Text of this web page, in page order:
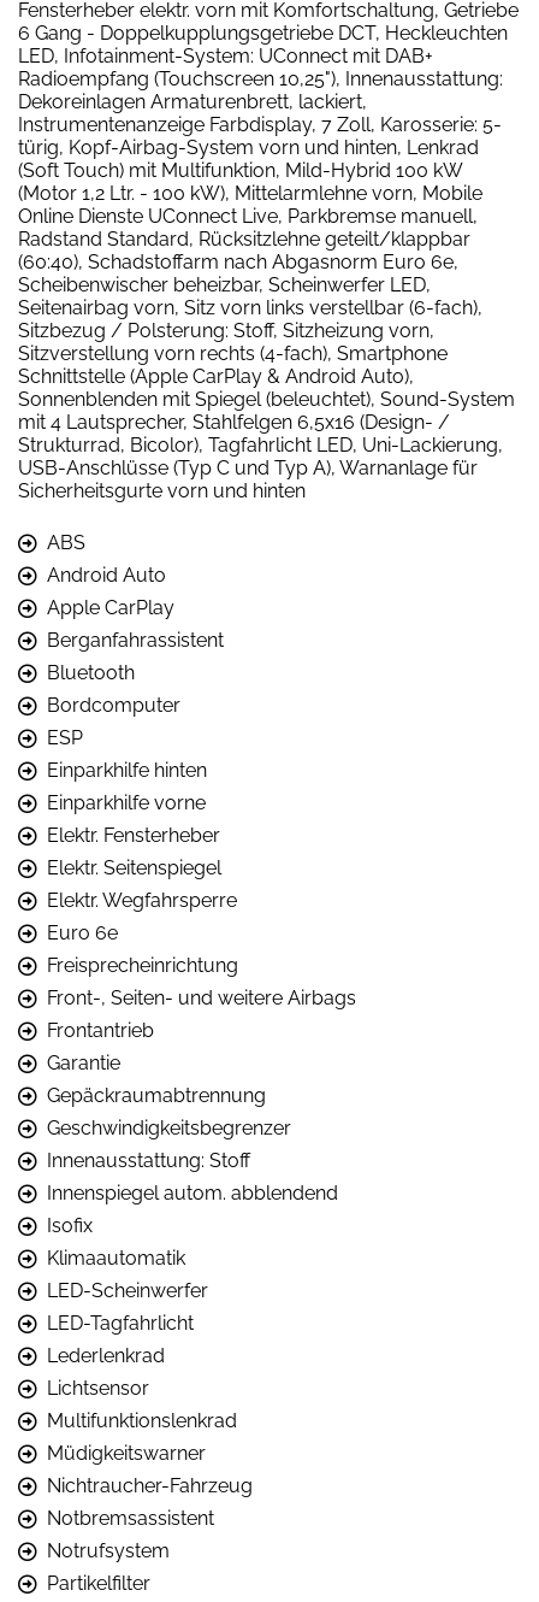
Fensterheber elektr. vorn mit Komfortschaltung, Getriebe
6 Gang - Doppelkupplungsgetriebe DCT, Heckleuchten
LED, Infotainment-System: UConnect mit DAB+
Radioempfang (Touchscreen 10,25"), Innenausstattung:
Dekoreinlagen Armaturenbrett, lackiert,
Instrumentenanzeige Farbdisplay, 7 Zoll, Karosserie: 5-
türig, Kopf-Airbag-System vorn und hinten, Lenkrad
(Soft Touch) mit Multifunktion, Mild-Hybrid 100 kW
(Motor 1,2 Ltr. - 100 kW), Mittelarmlehne vorn, Mobile
Online Dienste UConnect Live, Parkbremse manuell,
Radstand Standard, Rücksitzlehne geteilt/klappbar
(60:40), Schadstoffarm nach Abgasnorm Euro 6e,
Scheibenwischer beheizbar, Scheinwerfer LED,
Seitenairbag vorn, Sitz vorn links verstellbar (6-fach),
Sitzbezug / Polsterung: Stoff, Sitzheizung vorn,
Sitzverstellung vorn rechts (4-fach), Smartphone
Schnittstelle (Apple CarPlay & Android Auto),
Sonnenblenden mit Spiegel (beleuchtet), Sound-System
mit 4 Lautsprecher, Stahlfelgen 6,5x16 (Design- /
Strukturrad, Bicolor), Tagfahrlicht LED, Uni-Lackierung,
USB-Anschlüsse (Typ C und Typ A), Warnanlage für
Sicherheitsgurte vorn und hinten
ABS
Android Auto
Apple CarPlay
Berganfahrassistent
Bluetooth
Bordcomputer
ESP
Einparkhilfe hinten
Einparkhilfe vorne
Elektr. Fensterheber
Elektr. Seitenspiegel
Elektr. Wegfahrsperre
Euro 6e
Freisprecheinrichtung
Front-, Seiten- und weitere Airbags
Frontantrieb
Garantie
Gepäckraumabtrennung
Geschwindigkeitsbegrenzer
Innenausstattung: Stoff
Innenspiegel autom. abblendend
Isofix
Klimaautomatik
LED-Scheinwerfer
LED-Tagfahrlicht
Lederlenkrad
Lichtsensor
Multifunktionslenkrad
Müdigkeitswarner
Nichtraucher-Fahrzeug
Notbremsassistent
Notrufsystem
Partikelfilter